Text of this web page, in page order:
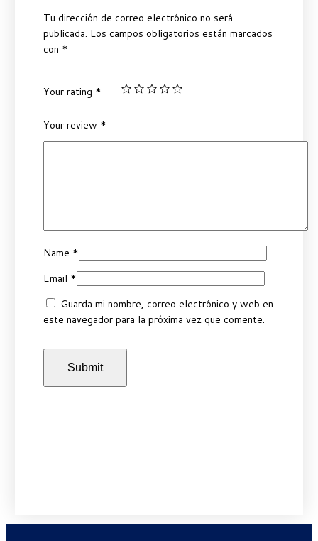
Tu dirección de correo electrónico no será
publicada. Los campos obligatorios están marcados
con *
Your rating *
Your review *
Name *
Email *
Guarda mi nombre, correo electrónico y web en
este navegador para la próxima vez que comente.